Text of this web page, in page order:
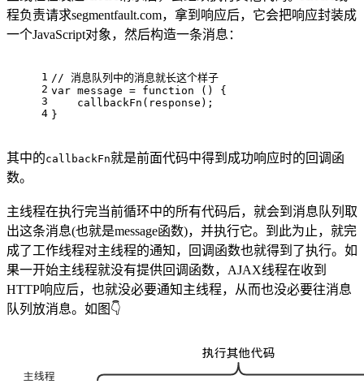
程负责请求segmentfault.com，拿到响应后，它会把响应封装成
一个JavaScript对象，然后构造一条消息：
1
2
3
4
// 消息队列中的消息就长这个样子
var message = function () {
    callbackFn(response);
}
其中的callbackFn就是前面代码中得到成功响应时的回调函
数。
主线程在执行完当前循环中的所有代码后，就会到消息队列取
出这条消息(也就是message函数)，并执行它。到此为止，就完
成了工作线程对主线程的通知，回调函数也就得到了执行。如
果一开始主线程就没有提供回调函数，AJAX线程在收到
HTTP响应后，也就没必要通知主线程，从而也没必要往消息
队列放消息。如图👇